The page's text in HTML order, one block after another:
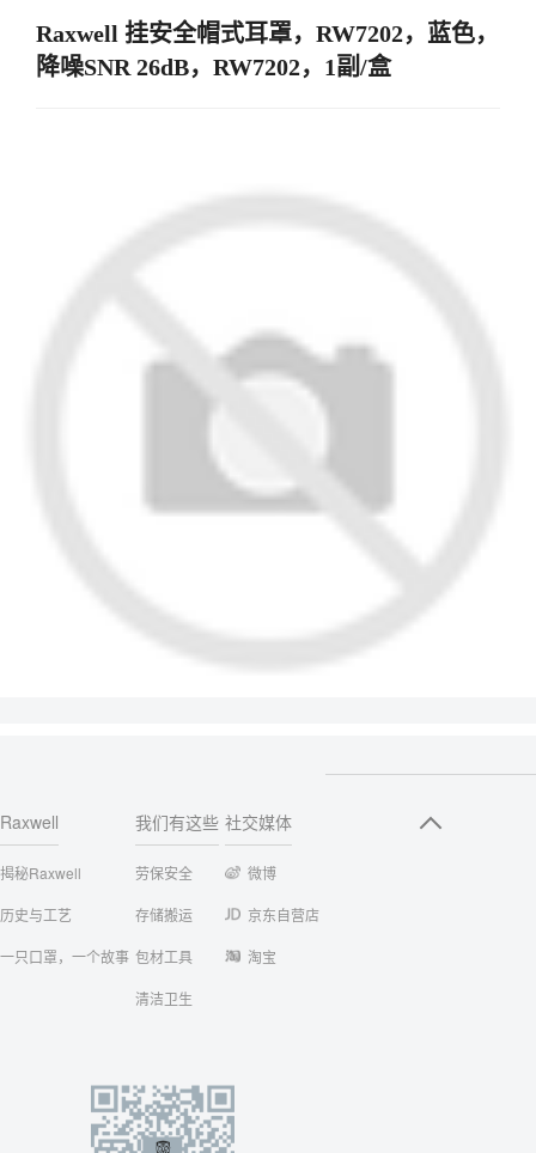
Raxwell 挂安全帽式耳罩，RW7202，蓝色，
降噪SNR 26dB，RW7202，1副/盒
Raxwell
揭秘Raxwell
历史与工艺
一只口罩，一个故事
我们有这些
劳保安全
存储搬运
包材工具
清洁卫生
社交媒体
微博
京东自营店
淘宝